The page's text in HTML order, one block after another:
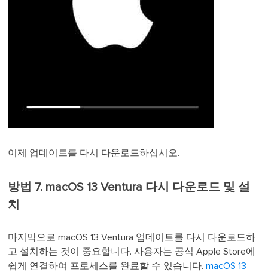
이제 업데이트를 다시 다운로드하십시오.
방법 7. macOS 13 Ventura 다시 다운로드 및 설
치
마지막으로 macOS 13 Ventura 업데이트를 다시 다운로드하
고 설치하는 것이 중요합니다. 사용자는 공식 Apple Store에
쉽게 연결하여 프로세스를 완료할 수 있습니다.macOS 13